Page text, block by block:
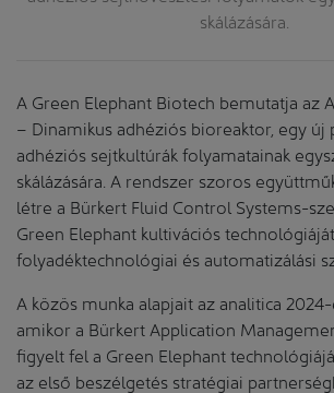
skálázására.
A Green Elephant Biotech bemutatja az
– Dinamikus adhéziós bioreaktor, egy
adhéziós sejtkultúrák folyamatainak
skálázására. A rendszer szoros
létre a Bürkert Fluid Control Systems-
Green Elephant kultivációs
folyadéktechnológiai és automatizálási
A közös munka alapjait az analitica
amikor a Bürkert Application
figyelt fel a Green Elephant
az első beszélgetés stratégiai